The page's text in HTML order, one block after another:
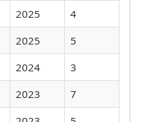
2025
4
2025
5
2024
3
2023
7